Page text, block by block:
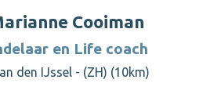
Cooiman
en Life coach
den IJssel - (ZH) (10km)